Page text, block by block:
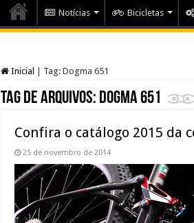
Notícias Bicicletas
Inicial Tag: Dogma 651
Tag de arquivos: Dogma 651
Confira o catálogo 2015 da
25 de novembro de 2014